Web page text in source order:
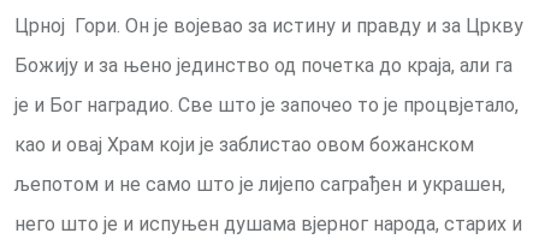
Црној Гори. Он је војевао за истину и правду и за Цркву
Божију и за њено јединство од почетка до краја, али га
је и Бог наградио. Све што је започео то је процвјетало,
као и овај Храм који је заблистао овом божанском
љепотом и не само што је лијепо саграђен и украшен,
него што је и испуњен душама вјерног народа, старих и